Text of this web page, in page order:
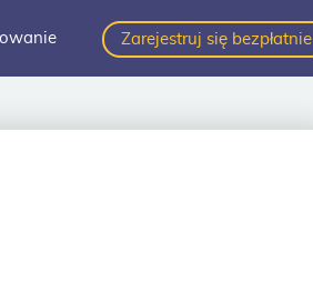
Zarejestruj się bezpłatnie